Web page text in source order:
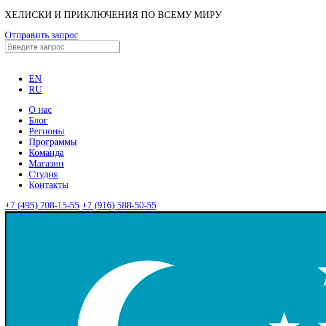
ХЕЛИСКИ И ПРИКЛЮЧЕНИЯ ПО ВСЕМУ МИРУ
Отправить запрос
EN
RU
О нас
Блог
Регионы
Программы
Команда
Магазин
Студия
Контакты
+7 (495) 708-15-55 +7 (916) 588-50-55